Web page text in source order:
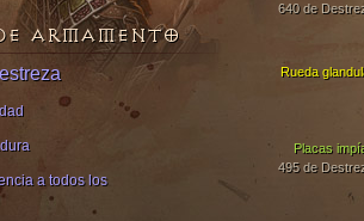
640 de
Placas
495 de
Rueda
ARMAMENTO
a todos los